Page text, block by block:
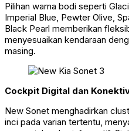
Pilihan warna bodi seperti
Imperial Blue, Pewter Olive,
Black Pearl memberikan
menyesuaikan kendaraan
masing.
Cockpit Digital dan
New Sonet menghadirkan
inci pada varian tertentu,